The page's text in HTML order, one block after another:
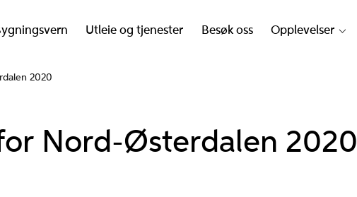
Utleie og tjenester Besøk oss Opplevelser
2020
Nord-Østerdalen 2020